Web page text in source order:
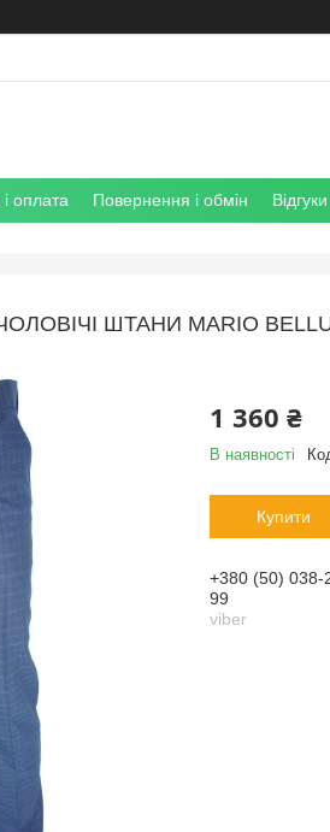
оплата Повернення і обмін Відгуки
ШТАНИ MARIO
1 360 ₴
В наявності
Купити
+380 (50) 038-
99
viber